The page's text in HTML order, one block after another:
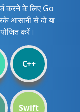
करने के लिए Go
आसानी से दो या
करें।
C++
Swift